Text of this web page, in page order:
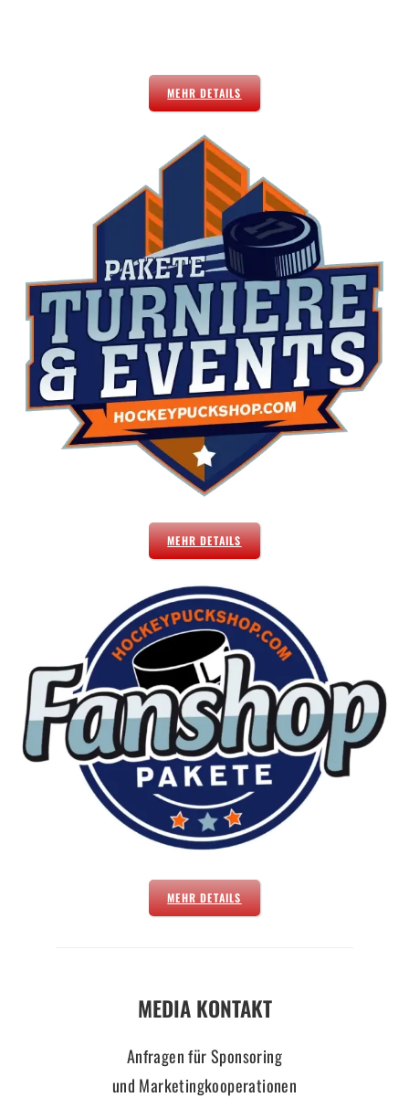
MEHR DETAILS
MEHR DETAILS
MEHR DETAILS
MEDIA KONTAKT
Anfragen für Sponsoring
und Marketingkooperationen